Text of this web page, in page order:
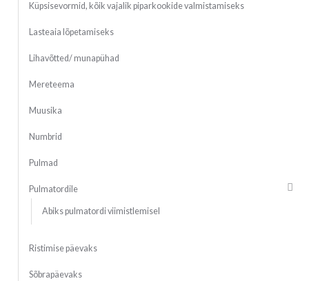
Küpsisevormid, kõik vajalik piparkookide valmistamiseks
Lasteaia lõpetamiseks
Lihavõtted/ munapühad
Mereteema
Muusika
Numbrid
Pulmad
Pulmatordile
Abiks pulmatordi viimistlemisel
Ristimise päevaks
Sõbrapäevaks